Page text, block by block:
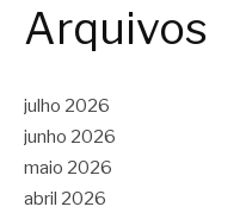
Arquivos
julho 2026
junho 2026
maio 2026
abril 2026